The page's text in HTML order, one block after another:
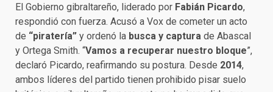
El Gobierno gibraltareño, liderado por Fabián Picardo,
respondió con fuerza. Acusó a Vox de cometer un acto
de “piratería” y ordenó la busca y captura de Abascal
y Ortega Smith. “Vamos a recuperar nuestro bloque”,
declaró Picardo, reafirmando su postura. Desde 2014,
ambos líderes del partido tienen prohibido pisar suelo